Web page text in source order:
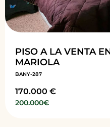
PISO A LA VENTA
MARIOLA
BANY-287
170.000 €
200.000€